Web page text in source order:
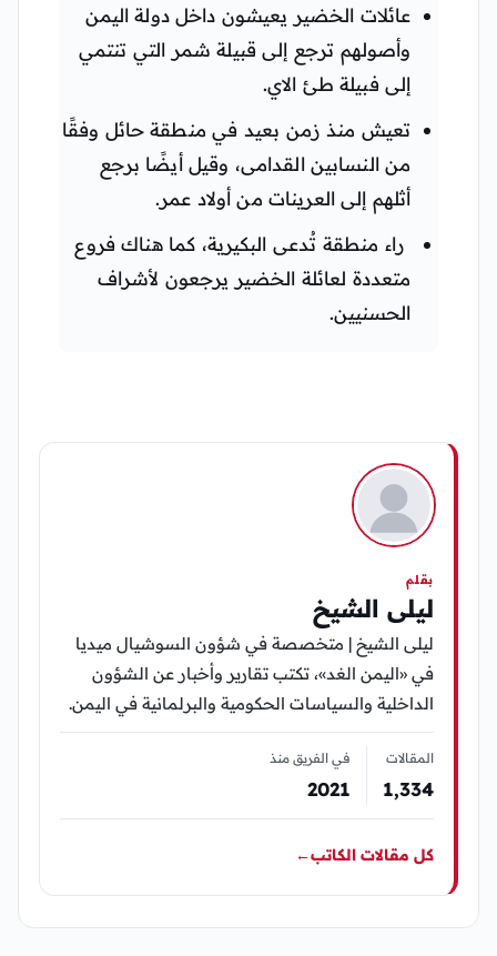
عائلات الخضير يعيشون داخل دولة اليمن
وأصولهم ترجع إلى قبيلة شمر التي تنتمي
إلى فبيلة طئ الاي.
تعيش منذ زمن بعيد في منطقة حائل وفقًا
من النسابين القدامى، وقيل أيضًا برجع
أثلهم إلى العرينات من أولاد عمر.
راء منطقة تُدعى البكيرية، كما هناك فروع
متعددة لعائلة الخضير يرجعون لأشراف
الحسنيين.
بقلم
ليلى الشيخ
ليلى الشيخ | متخصصة في شؤون السوشيال ميديا
في «اليمن الغد»، تكتب تقارير وأخبار عن الشؤون
الداخلية والسياسات الحكومية والبرلمانية في اليمن.
المقالات
1٬334
في الفريق منذ
2021
كل مقالات الكاتب←